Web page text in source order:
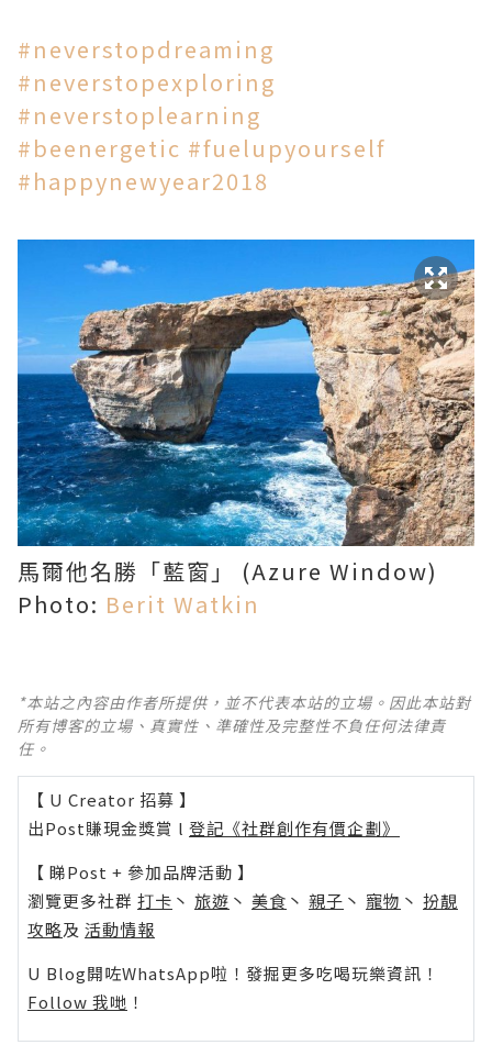
#neverstopdreaming
#neverstopexploring
#neverstoplearning
#beenergetic #fuelupyourself
#happynewyear2018
馬爾他名勝「藍窗」 (Azure Window)
Photo: Berit Watkin
*本站之內容由作者所提供，並不代表本站的立場。因此本站對
所有博客的立場、真實性、準確性及完整性不負任何法律責
任。
【 U Creator 招募 】
出Post賺現金獎賞 l 登記《社群創作有價企劃》
【 睇Post + 參加品牌活動 】
瀏覽更多社群 打卡 丶 旅遊 丶 美食 丶 親子 丶 寵物 丶 扮靚
攻略及 活動情報
U Blog開咗WhatsApp啦！發掘更多吃喝玩樂資訊！
Follow 我哋 ！